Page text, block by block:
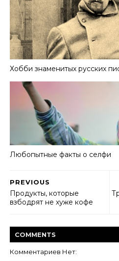
Хобби знаменитых русских
Любопытные факты о селфи
PREVIOUS
Продукты, которые
взбодрят не хуже кофе
COMMENTS
Комментариев Нет: